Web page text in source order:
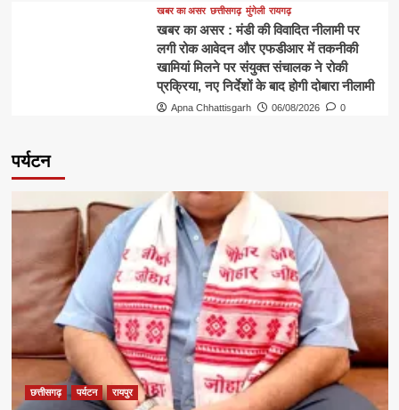
खबर का असर छत्तीसगढ़ मुंगेली रायगढ़
खबर का असर : मंडी की विवादित नीलामी पर
लगी रोक आवेदन और एफडीआर में तकनीकी
खामियां मिलने पर संयुक्त संचालक ने रोकी
प्रक्रिया, नए निर्देशों के बाद होगी दोबारा नीलामी
Apna Chhattisgarh 06/08/2026 0
पर्यटन
छत्तीसगढ़ पर्यटन रायपुर